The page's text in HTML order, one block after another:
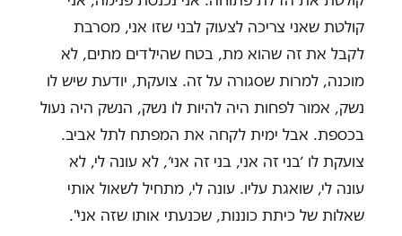
קולטת שאני צריכה לצעוק לבני שזו אני, מסרבת
לקבל את זה שהוא מת, בטח שהילדים מתים, לא
מוכנה, למרות שסגורה על זה. צועקת, יודעת שיש לו
נשק, אמור לפחות היה להיות לו נשק, הנשק היה נעול
בכספת. אבל ימית לקחה את המפתח לתל אביב.
צועקת לו ׳בני זה אני, בני זה אני׳, לא עונה לי, לא
עונה לי, שואגת עליו. עונה לי, מתחיל לשאול אותי
שאלות של כיתת כוננות, שכנעתי אותו שזה אני".